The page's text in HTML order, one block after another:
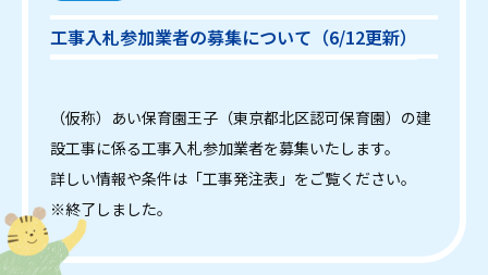
工事入札参加業者の募集について（6/12更新）
（仮称）あい保育園王子（東京都北区認可保育園）の建
設工事に係る工事入札参加業者を募集いたします。
詳しい情報や条件は「工事発注表」をご覧ください。
※終了しました。